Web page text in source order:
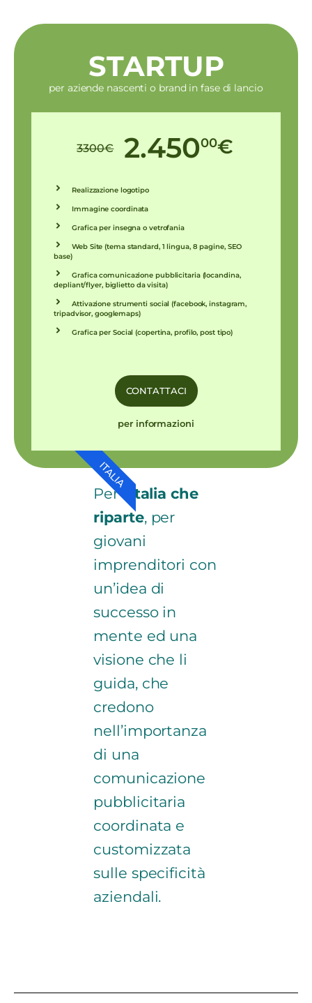
STARTUP
per aziende nascenti o brand in fase di lancio
3300€ 2.45000€
Realizzazione logotipo
Immagine coordinata
Grafica per insegna o vetrofania
Web Site (tema standard, 1 lingua, 8 pagine, SEO
base)
Grafica comunicazione pubblicitaria (locandina,
depliant/flyer, biglietto da visita)
Attivazione strumenti social (facebook, instagram,
tripadvisor, googlemaps)
Grafica per Social (copertina, profilo, post tipo)
CONTATTACI
per informazioni
ITALIA
Per l’
Italia che
riparte, per
giovani
imprenditori con
un’idea di
successo in
mente ed una
visione che li
guida, che
credono
nell’importanza
di una
comunicazione
pubblicitaria
coordinata e
customizzata
sulle specificità
aziendali.